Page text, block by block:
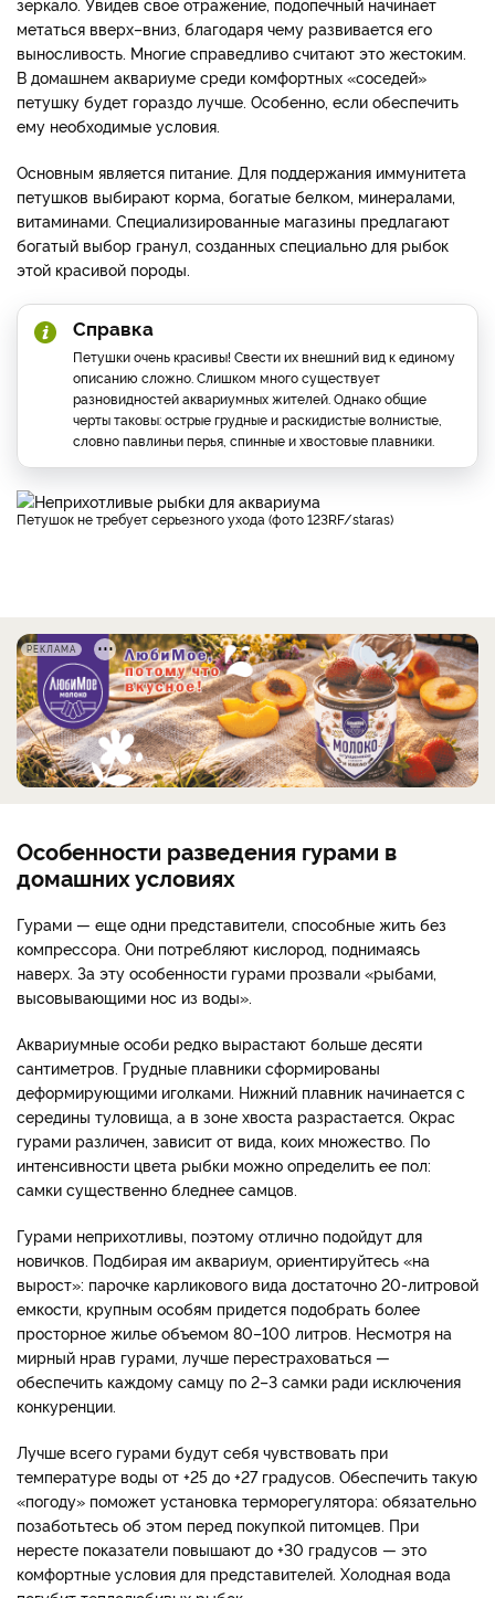
метаться вверх–вниз, благодаря чему развивается его
выносливость. Многие справедливо считают это жестоким.
В домашнем аквариуме среди комфортных «соседей»
петушку будет гораздо лучше. Особенно, если обеспечить
ему необходимые условия.
Основным является питание. Для поддержания иммунитета
петушков выбирают корма, богатые белком, минералами,
витаминами. Специализированные магазины предлагают
богатый выбор гранул, созданных специально для рыбок
этой красивой породы.
Справка
Петушки очень красивы! Свести их внешний вид к единому
описанию сложно. Слишком много существует
разновидностей аквариумных жителей. Однако общие
черты таковы: острые грудные и раскидистые волнистые,
словно павлиньи перья, спинные и хвостовые плавники.
Петушок не требует серьезного ухода (фото 123RF/staras)
РЕКЛАМА
Особенности разведения гурами в
домашних условиях
Гурами — еще одни представители, способные жить без
компрессора. Они потребляют кислород, поднимаясь
наверх. За эту особенности гурами прозвали «рыбами,
высовывающими нос из воды».
Аквариумные особи редко вырастают больше десяти
сантиметров. Грудные плавники сформированы
деформирующими иголками. Нижний плавник начинается с
середины туловища, а в зоне хвоста разрастается. Окрас
гурами различен, зависит от вида, коих множество. По
интенсивности цвета рыбки можно определить ее пол:
самки существенно бледнее самцов.
Гурами неприхотливы, поэтому отлично подойдут для
новичков. Подбирая им аквариум, ориентируйтесь «на
вырост»: парочке карликового вида достаточно 20-литровой
емкости, крупным особям придется подобрать более
просторное жилье объемом 80–100 литров. Несмотря на
мирный нрав гурами, лучше перестраховаться —
обеспечить каждому самцу по 2–3 самки ради исключения
конкуренции.
Лучше всего гурами будут себя чувствовать при
температуре воды от +25 до +27 градусов. Обеспечить такую
«погоду» поможет установка терморегулятора: обязательно
позаботьтесь об этом перед покупкой питомцев. При
нересте показатели повышают до +30 градусов — это
комфортные условия для представителей. Холодная вода